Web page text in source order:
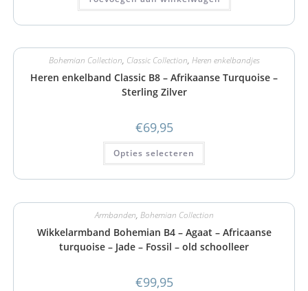
Bohemian Collection, Classic Collection, Heren enkelbandjes
Heren enkelband Classic B8 – Afrikaanse Turquoise –
Sterling Zilver
€69,95
Opties selecteren
Armbanden, Bohemian Collection
Wikkelarmband Bohemian B4 – Agaat – Africaanse
turquoise – Jade – Fossil – old schoolleer
€99,95